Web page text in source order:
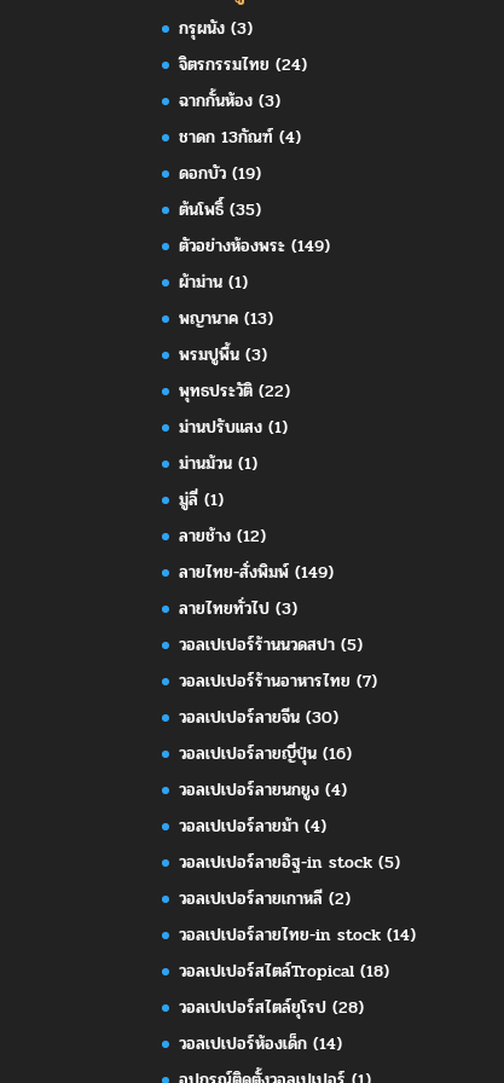
กรุผนัง (3)
จิตรกรรมไทย (24)
ฉากกั้นห้อง (3)
ชาดก 13กัณฑ์ (4)
ดอกบัว (19)
ต้นโพธิ์ (35)
ตัวอย่างห้องพระ (149)
ผ้าม่าน (1)
พญานาค (13)
พรมปูพื้น (3)
พุทธประวัติ (22)
ม่านปรับแสง (1)
ม่านม้วน (1)
มู่ลี่ (1)
ลายช้าง (12)
ลายไทย-สั่งพิมพ์ (149)
ลายไทยทั่วไป (3)
วอลเปเปอร์ร้านนวดสปา (5)
วอลเปเปอร์ร้านอาหารไทย (7)
วอลเปเปอร์ลายจีน (30)
วอลเปเปอร์ลายญี่ปุ่น (16)
วอลเปเปอร์ลายนกยูง (4)
วอลเปเปอร์ลายม้า (4)
วอลเปเปอร์ลายอิฐ-in stock (5)
วอลเปเปอร์ลายเกาหลี (2)
วอลเปเปอร์ลายไทย-in stock (14)
วอลเปเปอร์สไตล์Tropical (18)
วอลเปเปอร์สไตล์ยุโรป (28)
วอลเปเปอร์ห้องเด็ก (14)